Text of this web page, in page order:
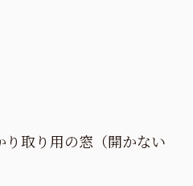
取り用の窓（開かない